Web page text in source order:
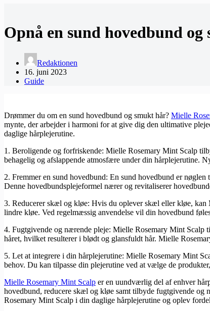
Opnå en sund hovedbund
Redaktionen
16. juni 2023
Guide
Drømmer du om en sund hovedbund og smukt hår? Mielle
mynte, der arbejder i harmoni for at give dig den ultimative
daglige hårplejerutine.
1. Beroligende og forfriskende: Mielle Rosemary Mint Scalp
behagelig og afslappende atmosfære under din hårplejerutine.
2. Fremmer en sund hovedbund: En sund hovedbund er
Denne hovedbundsplejeformel nærer og revitaliserer
3. Reducerer skæl og kløe: Hvis du oplever skæl eller kløe,
lindre kløe. Ved regelmæssig anvendelse vil din hovedbund
4. Fugtgivende og nærende pleje: Mielle Rosemary Mint Scalp
håret, hvilket resulterer i blødt og glansfuldt hår. Mielle
5. Let at integrere i din hårplejerutine: Mielle Rosemary Mint
behov. Du kan tilpasse din plejerutine ved at vælge de
Mielle Rosemary Mint Scalp er en uundværlig del af enhver
hovedbund, reducere skæl og kløe samt tilbyde fugtgivende
Rosemary Mint Scalp i din daglige hårplejerutine og oplev